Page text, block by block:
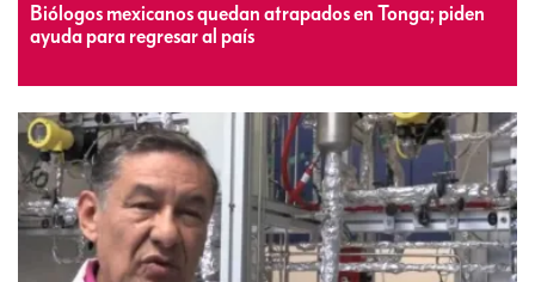
Biólogos mexicanos quedan atrapados en Tonga; piden
ayuda para regresar al país